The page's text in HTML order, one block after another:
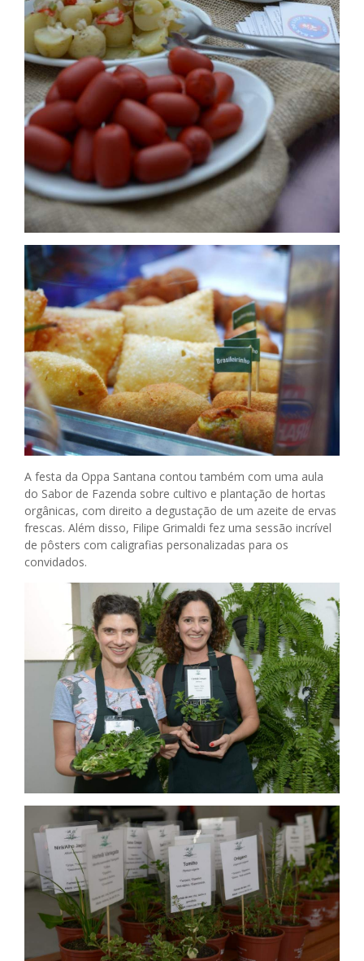
A festa da Oppa Santana contou também com uma aula
do Sabor de Fazenda sobre cultivo e plantação de hortas
orgânicas, com direito a degustação de um azeite de ervas
frescas. Além disso, Filipe Grimaldi fez uma sessão incrível
de pôsters com caligrafias personalizadas para os
convidados.